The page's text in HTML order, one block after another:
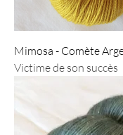
Mimosa - Comète
Victime de son succès